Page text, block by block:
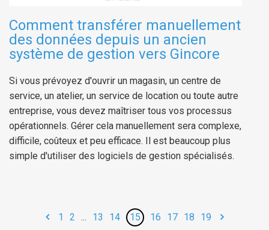
Comment transférer manuellement
des données depuis un ancien
système de gestion vers Gincore
Si vous prévoyez d'ouvrir un magasin, un centre de
service, un atelier, un service de location ou toute autre
entreprise, vous devez maîtriser tous vos processus
opérationnels. Gérer cela manuellement sera complexe,
difficile, coûteux et peu efficace. Il est beaucoup plus
simple d'utiliser des logiciels de gestion spécialisés.
1 2 ... 13 14 15 16 17 18 19